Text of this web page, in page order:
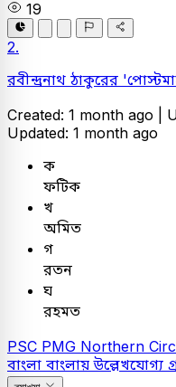
19
2.
রবীন্দ্রনাথ ঠাকুরের
Created: 1 month ago |
Updated: 1 month ago
ক
ফটিক
খ
অমিত
গ
রতন
ঘ
রহমত
PSC PMG Northern
বাংলা বাংলায় উল্লেখযোগ্য